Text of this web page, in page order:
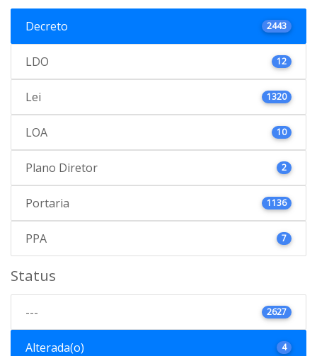
Decreto 2443
LDO 12
Lei 1320
LOA 10
Plano Diretor 2
Portaria 1136
PPA 7
Status
--- 2627
Alterada(o) 4